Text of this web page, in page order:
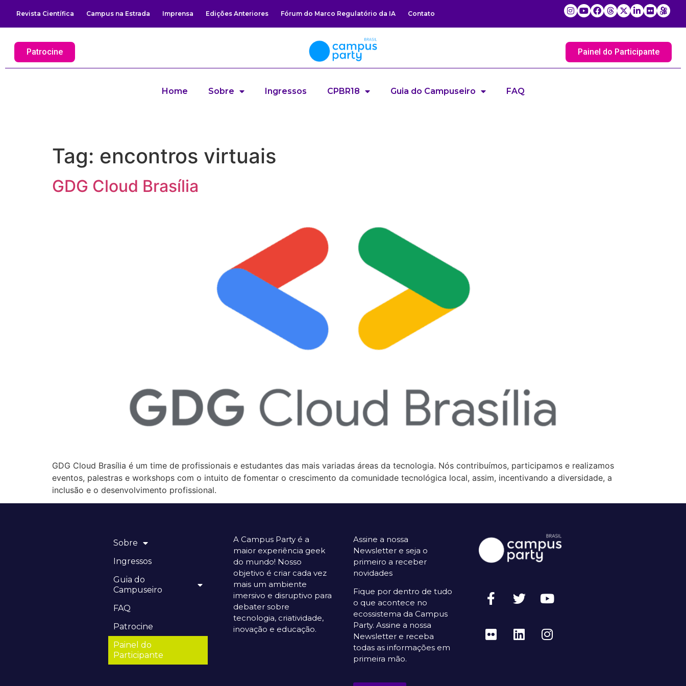
Revista Científica Campus na Estrada Imprensa Edições Anteriores Fórum do Marco Regulatório da IA Contato
Patrocine Painel do Participante
Home Sobre Ingressos CPBR18 Guia do Campuseiro FAQ
Tag: encontros virtuais
GDG Cloud Brasília
GDG Cloud Brasília é um time de profissionais e estudantes das mais variadas áreas da tecnologia. Nós contribuímos, participamos e realizamos
eventos, palestras e workshops com o intuito de fomentar o crescimento da comunidade tecnológica local, assim, incentivando a diversidade, a
inclusão e o desenvolvimento profissional.
Sobre
Ingressos
Guia do
Campuseiro
FAQ
Patrocine
Painel do
Participante
A Campus Party é a
maior experiência geek
do mundo! Nosso
objetivo é criar cada vez
mais um ambiente
imersivo e disruptivo para
debater sobre
tecnologia, criatividade,
inovação e educação.
Assine a nossa
Newsletter e seja o
primeiro a receber
novidades
Fique por dentro de tudo
o que acontece no
ecossistema da Campus
Party. Assine a nossa
Newsletter e receba
todas as informações em
primeira mão.